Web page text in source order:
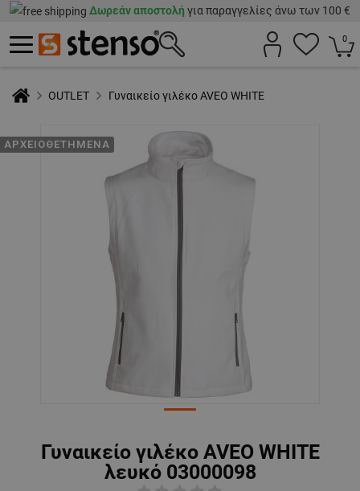
Δωρεάν αποστολή για παραγγελίες άνω των 100 €
0
OUTLET Γυναικείο γιλέκο AVEO WHITE
ΑΡΧΕΙΟΘΕΤΗΜΈΝΑ
Γυναικείο γιλέκο AVEO WHITE
λευκό 03000098